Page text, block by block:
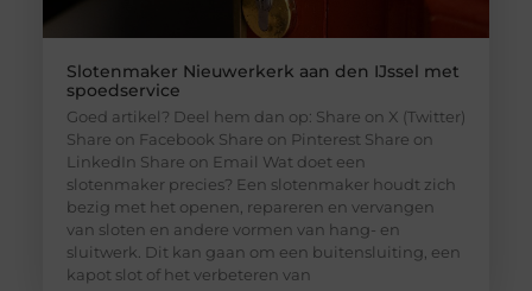
Slotenmaker Nieuwerkerk aan den IJssel met
spoedservice
Goed artikel? Deel hem dan op: Share on X (Twitter)
Share on Facebook Share on Pinterest Share on
LinkedIn Share on Email Wat doet een
slotenmaker precies? Een slotenmaker houdt zich
bezig met het openen, repareren en vervangen
van sloten en andere vormen van hang- en
sluitwerk. Dit kan gaan om een buitensluiting, een
kapot slot of het verbeteren van